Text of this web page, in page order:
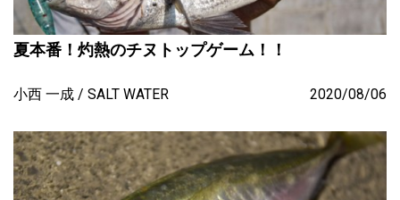
夏本番！灼熱のチヌトップゲーム！！
小西 一成 SALT WATER 2020/08/06